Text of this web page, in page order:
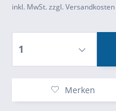
inkl. MwSt.zzgl. Versandkosten
Merken